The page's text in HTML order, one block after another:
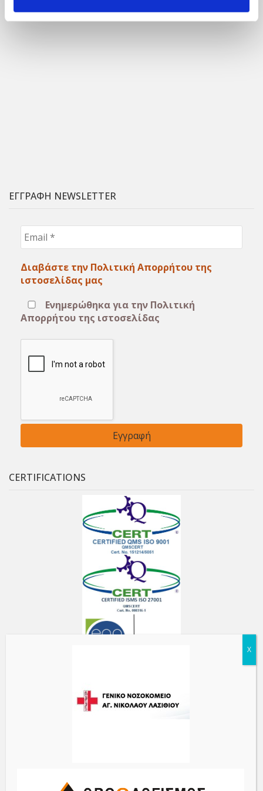
ΕΓΓΡΑΦΗ NEWSLETTER
Διαβάστε την Πολιτική Απορρήτου της
ιστοσελίδας μας
Ενημερώθηκα για την Πολιτική
Απορρήτου της ιστοσελίδας
CERTIFICATIONS